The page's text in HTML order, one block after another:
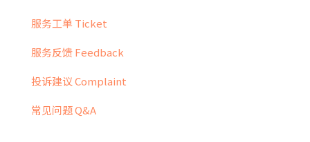
服务工单 Ticket
服务反馈 Feedback
投诉建议 Complaint
常见问题 Q&A